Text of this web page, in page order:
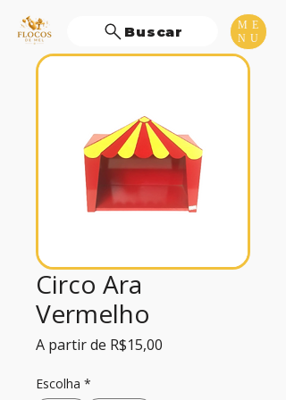
ME
NU
Buscar
Circo Ara
Vermelho
A partir de R$15,00
Escolha *